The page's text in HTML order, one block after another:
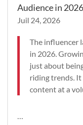
Audience in 2026
Juil 24, 2026
The influencer
in 2026.
just about
riding trends.
content at a